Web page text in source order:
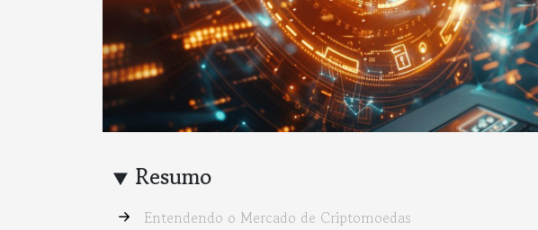
Resumo
Entendendo o Mercado de Criptomoedas